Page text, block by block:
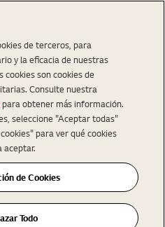
de terceros, para
y la eficacia de nuestras
son cookies de
Consulte nuestra
para obtener más información.
seleccione "Aceptar todas"
para ver qué cookies
aceptar.
de Cookies
Todo